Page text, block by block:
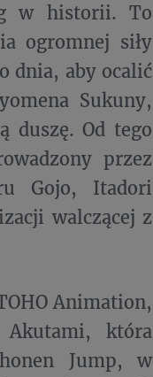
w historii. To
ogromnej siły
dnia, aby ocalić
Sukuny,
duszę. Od tego
przez
Gojo, Itadori
walczącej z
Animation,
Akutami, która
Jump, w